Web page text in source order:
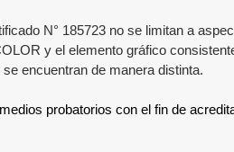
N° 185723 no se limitan a
y el elemento gráfico
encuentran de manera distinta.
probatorios con el fin de